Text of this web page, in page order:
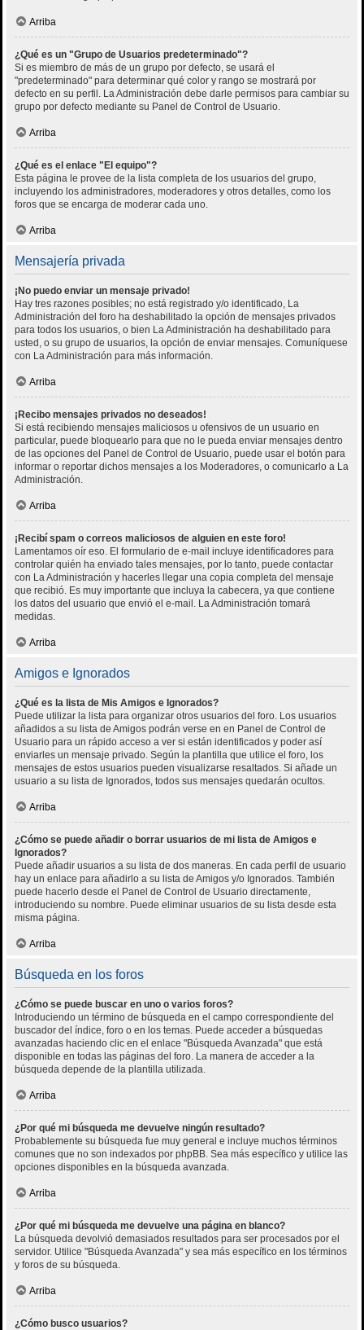
Arriba
¿Qué es un "Grupo de Usuarios predeterminado"?
Si es miembro de más de un grupo por defecto, se usará el
"predeterminado" para determinar qué color y rango se mostrará por
defecto en su perfil. La Administración debe darle permisos para cambiar su
grupo por defecto mediante su Panel de Control de Usuario.
Arriba
¿Qué es el enlace "El equipo"?
Esta página le provee de la lista completa de los usuarios del grupo,
incluyendo los administradores, moderadores y otros detalles, como los
foros que se encarga de moderar cada uno.
Arriba
Mensajería privada
¡No puedo enviar un mensaje privado!
Hay tres razones posibles; no está registrado y/o identificado, La
Administración del foro ha deshabilitado la opción de mensajes privados
para todos los usuarios, o bien La Administración ha deshabilitado para
usted, o su grupo de usuarios, la opción de enviar mensajes. Comuníquese
con La Administración para más información.
Arriba
¡Recibo mensajes privados no deseados!
Si está recibiendo mensajes maliciosos u ofensivos de un usuario en
particular, puede bloquearlo para que no le pueda enviar mensajes dentro
de las opciones del Panel de Control de Usuario, puede usar el botón para
informar o reportar dichos mensajes a los Moderadores, o comunicarlo a La
Administración.
Arriba
¡Recibí spam o correos maliciosos de alguien en este foro!
Lamentamos oír eso. El formulario de e-mail incluye identificadores para
controlar quién ha enviado tales mensajes, por lo tanto, puede contactar
con La Administración y hacerles llegar una copia completa del mensaje
que recibió. Es muy importante que incluya la cabecera, ya que contiene
los datos del usuario que envió el e-mail. La Administración tomará
medidas.
Arriba
Amigos e Ignorados
¿Qué es la lista de Mis Amigos e Ignorados?
Puede utilizar la lista para organizar otros usuarios del foro. Los usuarios
añadidos a su lista de Amigos podrán verse en en Panel de Control de
Usuario para un rápido acceso a ver si están identificados y poder así
enviarles un mensaje privado. Según la plantilla que utilice el foro, los
mensajes de estos usuarios pueden visualizarse resaltados. Si añade un
usuario a su lista de Ignorados, todos sus mensajes quedarán ocultos.
Arriba
¿Cómo se puede añadir o borrar usuarios de mi lista de Amigos e
Ignorados?
Puede añadir usuarios a su lista de dos maneras. En cada perfil de usuario
hay un enlace para añadirlo a su lista de Amigos y/o Ignorados. También
puede hacerlo desde el Panel de Control de Usuario directamente,
introduciendo su nombre. Puede eliminar usuarios de su lista desde esta
misma página.
Arriba
Búsqueda en los foros
¿Cómo se puede buscar en uno o varios foros?
Introduciendo un término de búsqueda en el campo correspondiente del
buscador del índice, foro o en los temas. Puede acceder a búsquedas
avanzadas haciendo clic en el enlace "Búsqueda Avanzada" que está
disponible en todas las páginas del foro. La manera de acceder a la
búsqueda depende de la plantilla utilizada.
Arriba
¿Por qué mi búsqueda me devuelve ningún resultado?
Probablemente su búsqueda fue muy general e incluye muchos términos
comunes que no son indexados por phpBB. Sea más específico y utilice las
opciones disponibles en la búsqueda avanzada.
Arriba
¿Por qué mi búsqueda me devuelve una página en blanco?
La búsqueda devolvió demasiados resultados para ser procesados por el
servidor. Utilice "Búsqueda Avanzada" y sea más específico en los términos
y foros de su búsqueda.
Arriba
¿Cómo busco usuarios?